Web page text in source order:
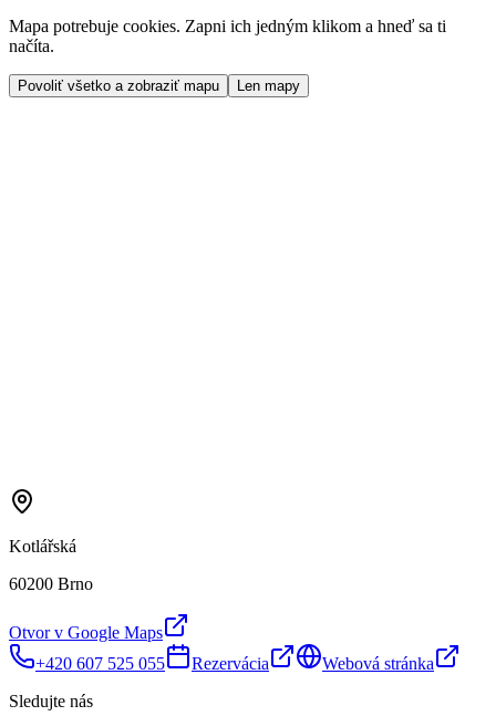
Mapa potrebuje cookies. Zapni ich jedným klikom a hneď sa ti
načíta.
Povoliť všetko a zobraziť mapu Len mapy
Kotlářská
60200 Brno
Otvor v Google Maps
+420 607 525 055
Rezervácia
Webová stránka
Sledujte nás